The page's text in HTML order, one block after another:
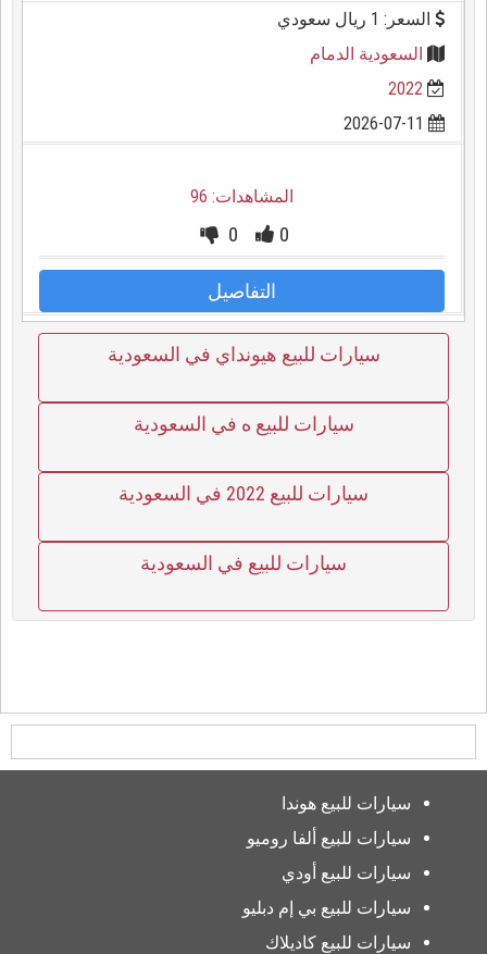
السعر: 1 ريال سعودي
السعودية الدمام
2022
المشاهدات: 96
0
0
التفاصيل
سيارات للبيع هيونداي في السعودية
سيارات للبيع ه في السعودية
سيارات للبيع 2022 في السعودية
سيارات للبيع في السعودية
سيارات للبيع هوندا
سيارات للبيع ألفا روميو
سيارات للبيع أودي
سيارات للبيع بي إم دبليو
سيارات للبيع كاديلاك